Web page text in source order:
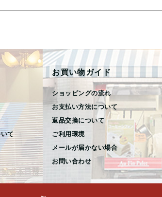
て
お買い物ガイド
ショッピングの流れ
お支払い方法について
返品交換について
ご利用環境
メールが届かない場合
お問い合わせ